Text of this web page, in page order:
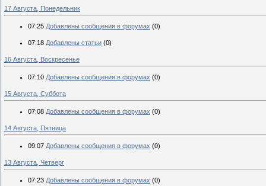
17 Августа, Понедельник
07:25 Добавлены сообщения в форумах (0)
07:18 Добавлены статьи (0)
16 Августа, Воскресенье
07:10 Добавлены сообщения в форумах (0)
15 Августа, Суббота
07:08 Добавлены сообщения в форумах (0)
14 Августа, Пятница
09:07 Добавлены сообщения в форумах (0)
13 Августа, Четверг
07:23 Добавлены сообщения в форумах (0)